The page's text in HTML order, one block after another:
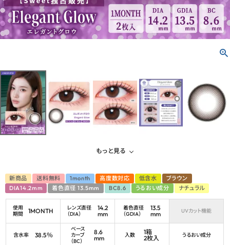
お問い合わせ
よくあるご質問
もっと見る
新商品 送料無料 1month 高度数対応 低含水
ブラウン
DIA14.2mm
着色直径 13.5mm BC8.6 うるおい成分 ナチュラル
使用
期間
1MONTH
レンズ直径
（DIA）
14.2
mm
着色直径
（GDIA）
13.5
mm
UVカット機能
含水率 38.5％
ベース
カーブ
（BC）
8.6
mm
入数
1箱
2枚入
うるおい成分